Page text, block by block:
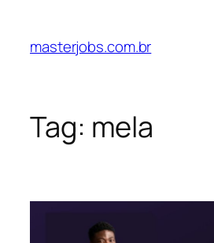
masterjobs.com.br
Tag: mela